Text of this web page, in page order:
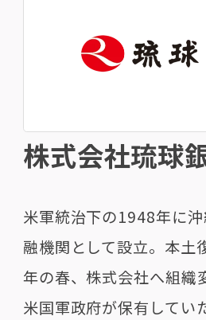
株式会社琉球
米軍統治下の1948年に
融機関として設立。本土
年の春、株式会社へ組織
米国軍政府が保有してい